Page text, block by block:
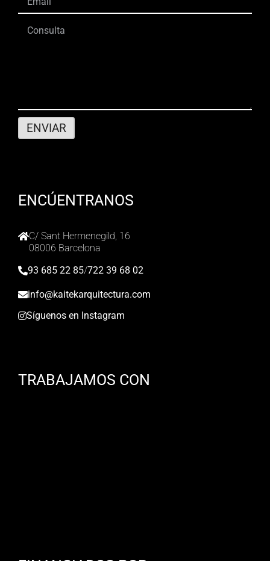
ENCÚENTRANOS
C/ Sant Hermenegild, 16
08006 Barcelona
93 685 22 85/722 39 68 02
info@kaitekarquitectura.com
Síguenos en Instagram
TRABAJAMOS CON